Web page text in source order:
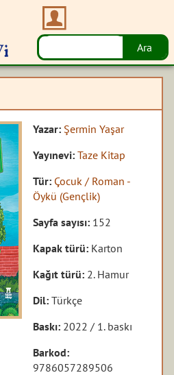
Yazar: Şermin Yaşar
Yayınevi:Taze Kitap
Tür: Çocuk / Roman -
Öykü (Gençlik)
Sayfa sayısı: 152
Kapak türü: Karton
Kağıt türü: 2. Hamur
Dil:Türkçe
Baskı: 2022 / 1. baskı
Barkod:
9786057289506